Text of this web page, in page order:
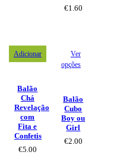
€1.60
Adicionar
Balão
Chá
Revelação
com
Fita e
Confetis
€5.00
Ver
opções
Balão
Cubo
Boy ou
Girl
€2.00